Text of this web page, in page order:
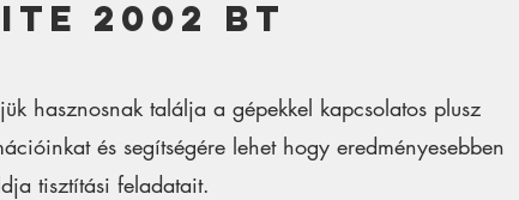
2002 Bt
hasznosnak találja a gépekkel kapcsolatos plusz
és segítségére lehet hogy eredményesebben
tisztítási feladatait.